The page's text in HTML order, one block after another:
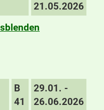
21.05.2026
B
41
29.01. -
26.06.2026